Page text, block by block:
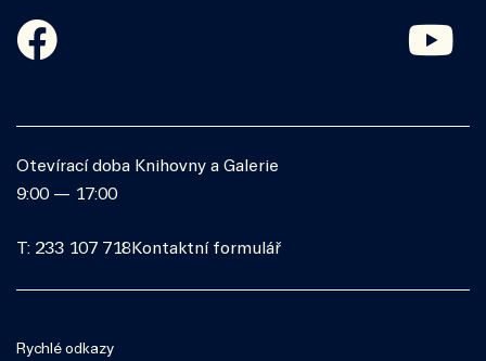
Otevírací doba Knihovny a Galerie
9:00 — 17:00
T: 233 107 718 Kontaktní formulář
Rychlé odkazy